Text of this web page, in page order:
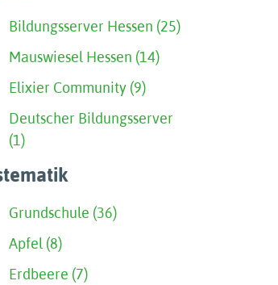
Bildungsserver Hessen (25)
Mauswiesel Hessen (14)
Elixier Community (9)
Deutscher Bildungsserver
(1)
Grundschule (36)
Apfel (8)
Erdbeere (7)